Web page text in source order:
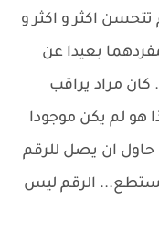
اكثر و اكثر و
بعيدا عن
مراد يراقب
هو لم يكن موجودا
حاول ان يصل للرقم
الرقم ليس